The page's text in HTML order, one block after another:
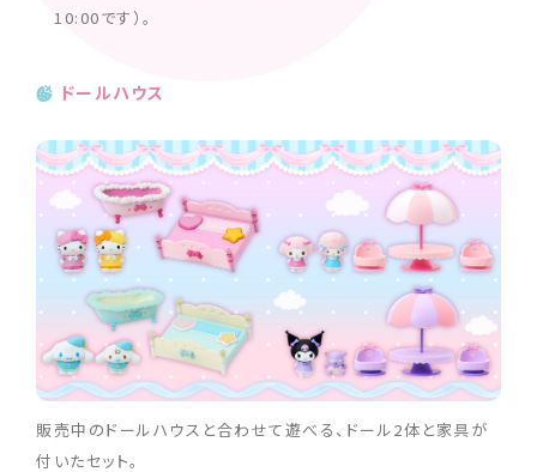
10:00です）。
ドールハウス
販売中のドールハウスと合わせて遊べる、ドール2体と家具が
付いたセット。